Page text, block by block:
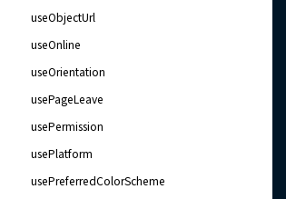
useObjectUrl
useOnline
useOrientation
usePageLeave
usePermission
usePlatform
usePreferredColorScheme